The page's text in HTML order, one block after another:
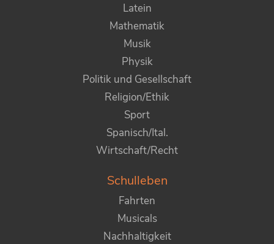
Latein
Mathematik
Musik
Physik
Politik und Gesellschaft
Religion/Ethik
Sport
Spanisch/Ital.
Wirtschaft/Recht
Schulleben
Fahrten
Musicals
Nachhaltigkeit